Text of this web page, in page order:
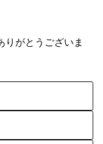
りがとうございま